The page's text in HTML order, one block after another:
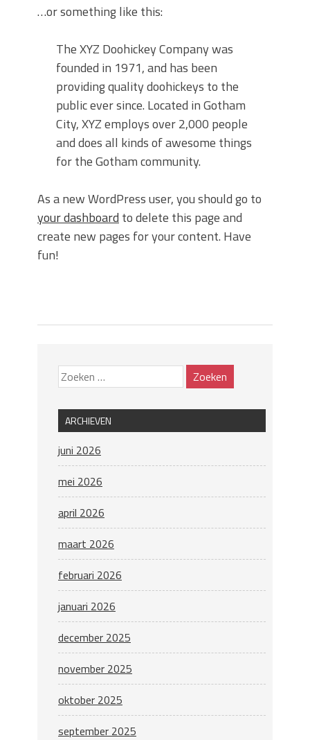
…or something like this:
The XYZ Doohickey Company was
founded in 1971, and has been
providing quality doohickeys to the
public ever since. Located in Gotham
City, XYZ employs over 2,000 people
and does all kinds of awesome things
for the Gotham community.
As a new WordPress user, you should go to
your dashboard to delete this page and
create new pages for your content. Have
fun!
ARCHIEVEN
juni 2026
mei 2026
april 2026
maart 2026
februari 2026
januari 2026
december 2025
november 2025
oktober 2025
september 2025